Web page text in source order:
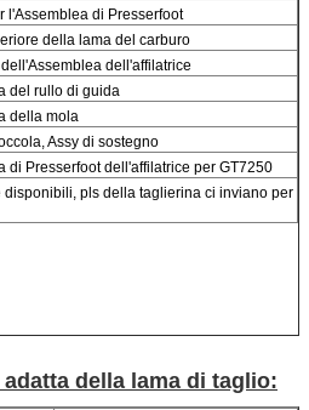
l'Assemblea di Presserfoot
della lama del carburo
dell'affilatrice
del rullo di guida
della mola
Assy di sostegno
di Presserfoot dell'affilatrice per GT7250
pls della taglierina ci inviano per
della lama di taglio: